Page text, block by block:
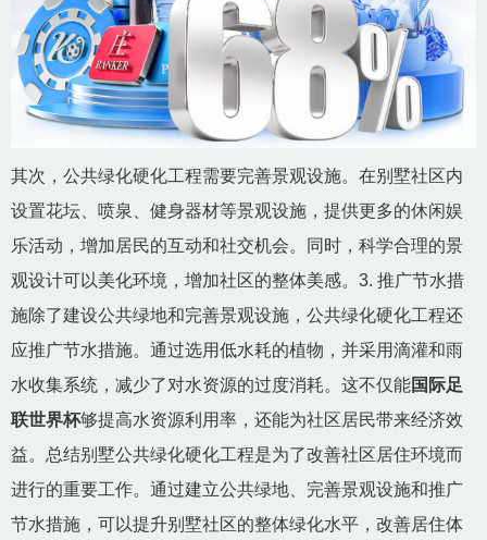
其次，公共绿化硬化工程需要完善景观设施。在别墅社区内
设置花坛、喷泉、健身器材等景观设施，提供更多的休闲娱
乐活动，增加居民的互动和社交机会。同时，科学合理的景
观设计可以美化环境，增加社区的整体美感。3. 推广节水措
施除了建设公共绿地和完善景观设施，公共绿化硬化工程还
应推广节水措施。通过选用低水耗的植物，并采用滴灌和雨
水收集系统，减少了对水资源的过度消耗。这不仅能国际足
联世界杯够提高水资源利用率，还能为社区居民带来经济效
益。总结别墅公共绿化硬化工程是为了改善社区居住环境而
进行的重要工作。通过建立公共绿地、完善景观设施和推广
节水措施，可以提升别墅社区的整体绿化水平，改善居住体